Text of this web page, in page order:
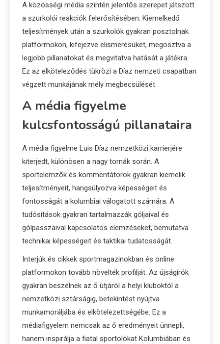
A közösségi média szintén jelentős szerepet játszott
a szurkolói reakciók felerősítésében. Kiemelkedő
teljesítmények után a szurkolók gyakran posztolnak
platformokon, kifejezve elismerésüket, megosztva a
legjobb pillanatokat és megvitatva hatását a játékra.
Ez az elköteleződés tükrözi a Díaz nemzeti csapatban
végzett munkájának mély megbecsülését.
A média figyelme
kulcsfontosságú pillanataira
A média figyelme Luis Díaz nemzetközi karrierjére
kiterjedt, különösen a nagy tornák során. A
sportelemzők és kommentátorok gyakran kiemelik
teljesítményeit, hangsúlyozva képességeit és
fontosságát a kolumbiai válogatott számára. A
tudósítások gyakran tartalmazzák góljaival és
gólpasszaival kapcsolatos elemzéseket, bemutatva
technikai képességeit és taktikai tudatosságát.
Interjúk és cikkek sportmagazinokban és online
platformokon tovább növelték profilját. Az újságírók
gyakran beszélnek az ő útjáról a helyi kluboktól a
nemzetközi sztárságig, betekintést nyújtva
munkamoráljába és elkötelezettségébe. Ez a
médiafigyelem nemcsak az ő eredményeit ünnepli,
hanem inspirálja a fiatal sportolókat Kolumbiában és